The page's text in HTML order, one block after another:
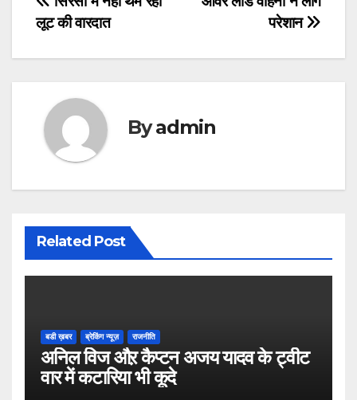
Post
navigation
परेशान
लूट की वारदात
Byadmin
Related Post
बडी ख़बर ब्रेकिंग न्यूज़ राजनीति
अनिल विज औऱ कैप्टन अजय यादव के ट्वीट
वार में कटारिया भी कूदे